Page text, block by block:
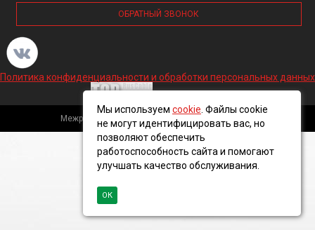
ОБРАТНЫЙ ЗВОНОК
Политика конфиденциальности и обработки персональных данных
Межрегиональная кабельная компания, 2016 ©
Мы используем cookie . Файлы cookie
не могут идентифицировать вас, но
позволяют обеспечить
работоспособность сайта и помогают
улучшать качество обслуживания.
ОК